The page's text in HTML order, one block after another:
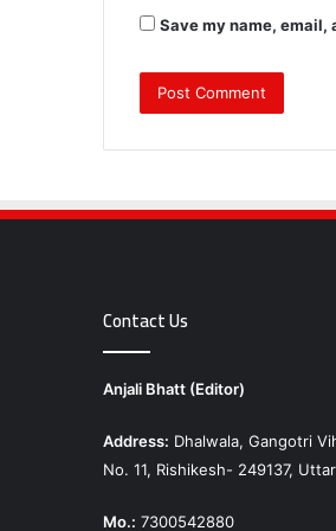
Save my name, email,
Contact Us
Anjali Bhatt (Editor)
Address: Dhalwala, Gangotri
No. 11, Rishikesh- 249137,
Mo.: 7300542880